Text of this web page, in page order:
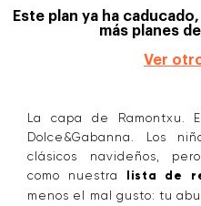
Este plan ya ha
más planes
Ver
La capa de Ramontxu.
Dolce&Gabanna. Los
clásicos navideños,
como nuestra
lista de
menos el mal gusto: tu